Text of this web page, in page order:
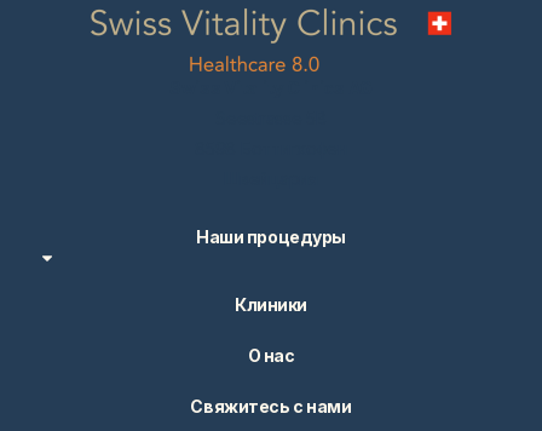
Наши процедуры
Клиники
О нас
Свяжитесь с нами